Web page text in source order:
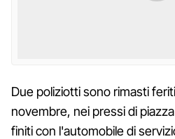
Due poliziotti sono rimasti
novembre, nei pressi di
finiti con l'automobile di